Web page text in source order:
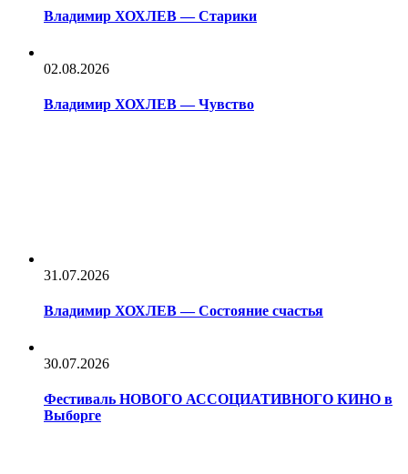
Владимир ХОХЛЕВ — Старики
02.08.2026
Владимир ХОХЛЕВ — Чувство
31.07.2026
Владимир ХОХЛЕВ — Состояние счастья
30.07.2026
Фестиваль НОВОГО АССОЦИАТИВНОГО КИНО в
Выборге